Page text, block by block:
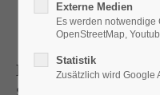
Dachdecker/
Externe Medien
Es werden
OpenStreetMap,
Statistik
Zusätzlich wird Google